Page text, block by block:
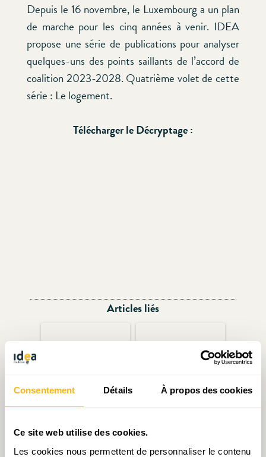
Consentement Détails À propos des cookies
Ce site web utilise des cookies.
Les cookies nous permettent de personnaliser le contenu
Depuis le 16 novembre, le Luxembourg a un plan
de marche pour les cinq années à venir. IDEA
propose une série de publications pour analyser
quelques-uns des points saillants de l’accord de
coalition 2023-2028. Quatrième volet de cette
série : Le logement.
Télécharger le Décryptage :
Articles liés
: la vision reste à préciser